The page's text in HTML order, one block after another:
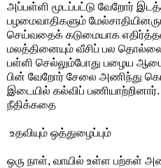
அப்பள்ளி மூடப்பட்டு வேறோர்
பழமைவாதிகளும்
செய்வதைக் கடுமையாக
மலத்தினையும் வீசிப் பல
பள்ளி செல்லும்போது பழைய
பின் வேறோர் சேலை அணிந்து
இடையில் கல்விப் பணியாற்றினார்.
நீதிக்கதை
உதவியும் ஒத்துழைப்பும்
ஒரு நாள், வாயில் உள்ள பற்கள்